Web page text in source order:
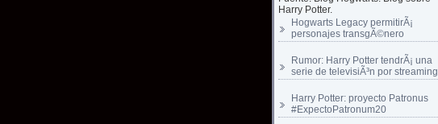
Harry Potter.
Hogwarts Legacy permitirÃ¡
personajes transgÃ©nero
Rumor: Harry Potter tendrÃ¡ una
serie de televisiÃ³n por streaming
Harry Potter: proyecto Patronus
#ExpectoPatronum20